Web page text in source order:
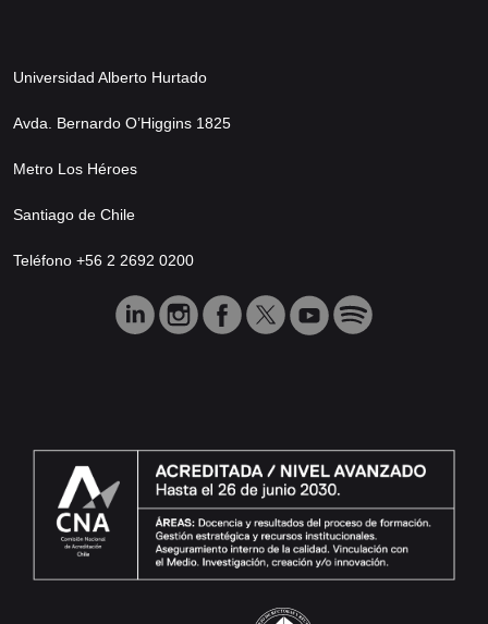
Universidad Alberto Hurtado
Avda. Bernardo O’Higgins 1825
Metro Los Héroes
Santiago de Chile
Teléfono +56 2 2692 0200